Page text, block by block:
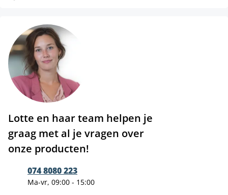
Lotte en haar team helpen je
graag met al je vragen over
onze producten!
074 8080 223
Ma-vr, 09:00 - 15:00